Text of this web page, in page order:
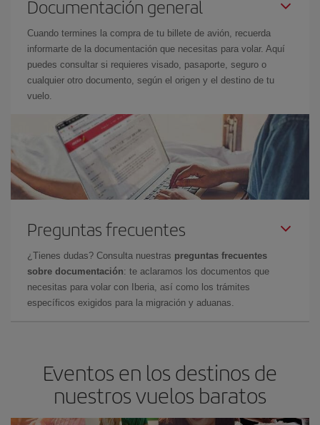
Documentación general
Cuando termines la compra de tu billete de avión, recuerda
informarte de la documentación que necesitas para volar. Aquí
puedes consultar si requieres visado, pasaporte, seguro o
cualquier otro documento, según el origen y el destino de tu
vuelo.
Preguntas frecuentes
¿Tienes dudas? Consulta nuestras preguntas frecuentes
sobre documentación: te aclaramos los documentos que
necesitas para volar con Iberia, así como los trámites
específicos exigidos para la migración y aduanas.
Eventos en los destinos de
nuestros vuelos baratos